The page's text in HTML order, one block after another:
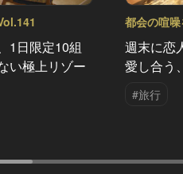
1日限定10組
い極上リゾー
都会の喧
週末に恋
愛し合う
#旅行